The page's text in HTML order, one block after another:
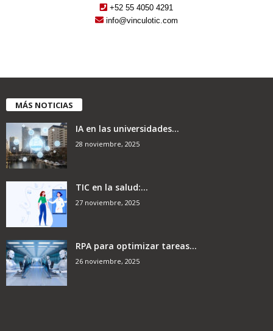
+52 55 4050 4291
info@vinculotic.com
MÁS NOTICIAS
IA en las universidades...
28 noviembre, 2025
TIC en la salud:...
27 noviembre, 2025
RPA para optimizar tareas...
26 noviembre, 2025